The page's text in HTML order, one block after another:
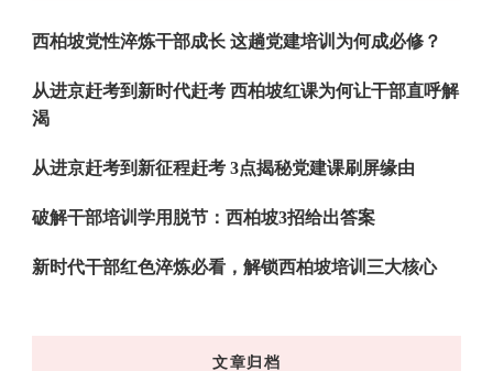
西柏坡党性淬炼干部成长 这趟党建培训为何成必修？
从进京赶考到新时代赶考 西柏坡红课为何让干部直呼解
渴
从进京赶考到新征程赶考 3点揭秘党建课刷屏缘由
破解干部培训学用脱节：西柏坡3招给出答案
新时代干部红色淬炼必看，解锁西柏坡培训三大核心
文章归档